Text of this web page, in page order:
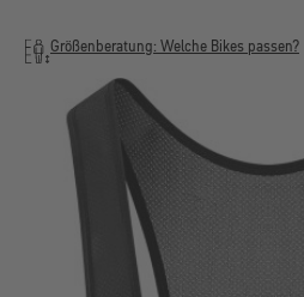
Größenberatung: Welche Bikes passen?